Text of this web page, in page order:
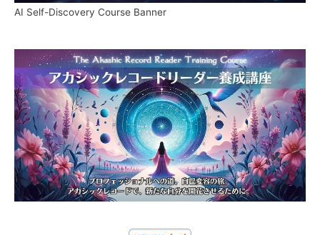
AI Self-Discovery Course Banner